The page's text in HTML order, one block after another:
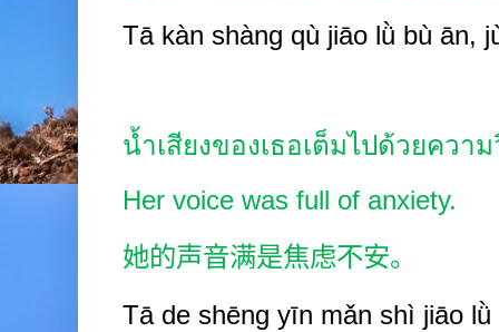
Tā kàn shàng qù jiāo lǜ bù ān,
น้ำเสียงของเธอเต็มไปด้วยควา
Her voice was full of anxiety.
她的声音满是焦虑不安。
Tā de shēng yīn mǎn shì jiāo lǜ